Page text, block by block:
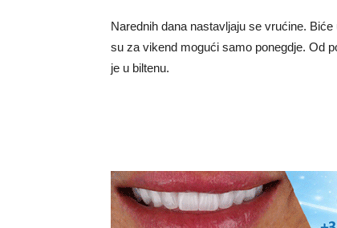
Narednih dana nastavljaju se vrućine.
su za vikend mogući samo ponegdje. Od
je u biltenu.